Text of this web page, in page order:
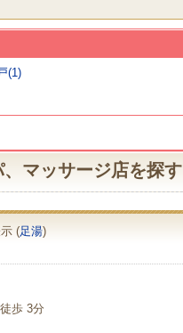
(1)
マッサージ店を探す
(足湯)
歩 3分